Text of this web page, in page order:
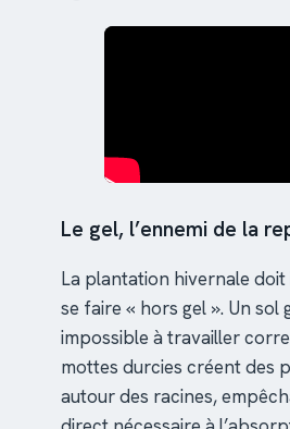
Le gel, l’ennemi de la
La plantation hivernale
se faire « hors gel ». Un sol
impossible à travailler
mottes durcies créent des
autour des racines,